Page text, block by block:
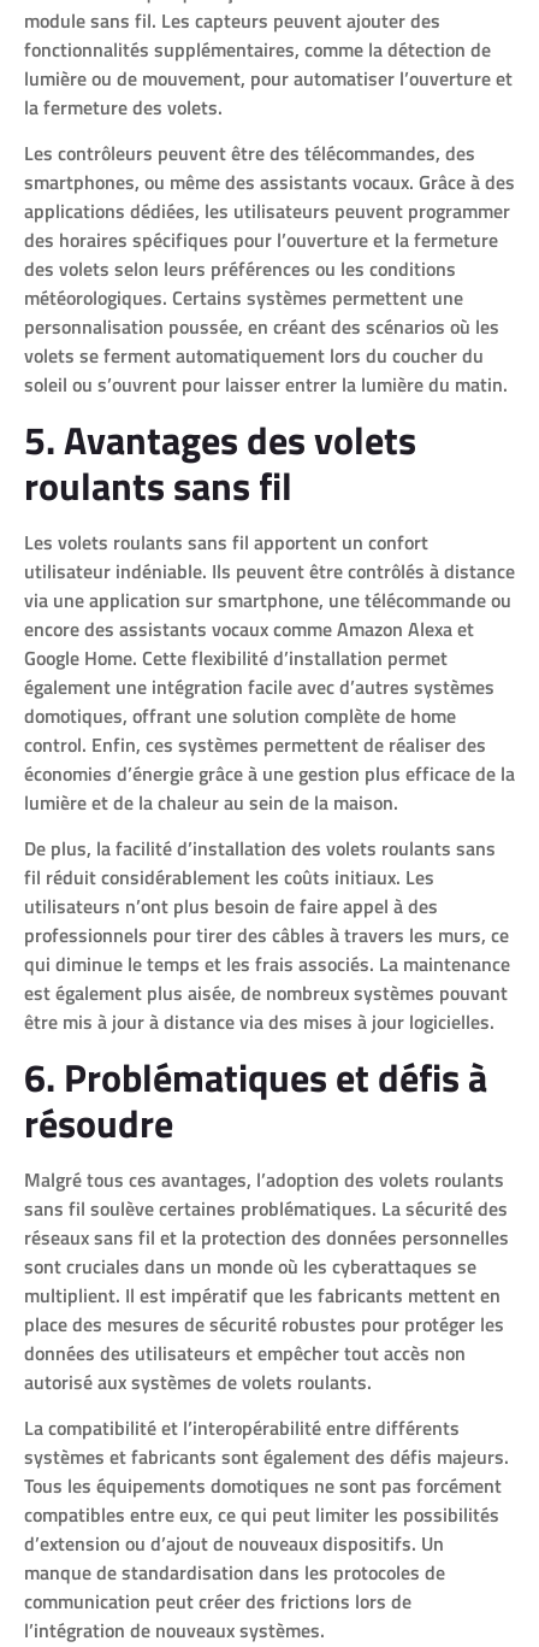
module sans fil. Les capteurs peuvent ajouter des
fonctionnalités supplémentaires, comme la détection de
lumière ou de mouvement, pour automatiser l’ouverture et
la fermeture des volets.
Les contrôleurs peuvent être des télécommandes, des
smartphones, ou même des assistants vocaux. Grâce à des
applications dédiées, les utilisateurs peuvent programmer
des horaires spécifiques pour l’ouverture et la fermeture
des volets selon leurs préférences ou les conditions
météorologiques. Certains systèmes permettent une
personnalisation poussée, en créant des scénarios où les
volets se ferment automatiquement lors du coucher du
soleil ou s’ouvrent pour laisser entrer la lumière du matin.
5. Avantages des volets
roulants sans fil
Les volets roulants sans fil apportent un confort
utilisateur indéniable. Ils peuvent être contrôlés à distance
via une application sur smartphone, une télécommande ou
encore des assistants vocaux comme Amazon Alexa et
Google Home. Cette flexibilité d’installation permet
également une intégration facile avec d’autres systèmes
domotiques, offrant une solution complète de home
control. Enfin, ces systèmes permettent de réaliser des
économies d’énergie grâce à une gestion plus efficace de la
lumière et de la chaleur au sein de la maison.
De plus, la facilité d’installation des volets roulants sans
fil réduit considérablement les coûts initiaux. Les
utilisateurs n’ont plus besoin de faire appel à des
professionnels pour tirer des câbles à travers les murs, ce
qui diminue le temps et les frais associés. La maintenance
est également plus aisée, de nombreux systèmes pouvant
être mis à jour à distance via des mises à jour logicielles.
6. Problématiques et défis à
résoudre
Malgré tous ces avantages, l’adoption des volets roulants
sans fil soulève certaines problématiques. La sécurité des
réseaux sans fil et la protection des données personnelles
sont cruciales dans un monde où les cyberattaques se
multiplient. Il est impératif que les fabricants mettent en
place des mesures de sécurité robustes pour protéger les
données des utilisateurs et empêcher tout accès non
autorisé aux systèmes de volets roulants.
La compatibilité et l’interopérabilité entre différents
systèmes et fabricants sont également des défis majeurs.
Tous les équipements domotiques ne sont pas forcément
compatibles entre eux, ce qui peut limiter les possibilités
d’extension ou d’ajout de nouveaux dispositifs. Un
manque de standardisation dans les protocoles de
communication peut créer des frictions lors de
l’intégration de nouveaux systèmes.